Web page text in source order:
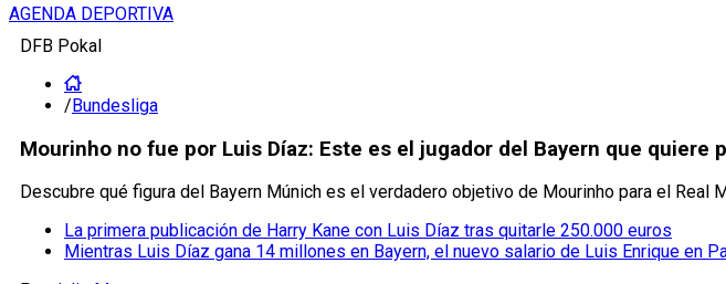
AGENDA DEPORTIVA
DFB Pokal
/Bundesliga
Mourinho no fue por Luis Díaz: Este es el jugador del Bayern que quiere
Descubre qué figura del Bayern Múnich es el verdadero objetivo de Mourinho para el Real
La primera publicación de Harry Kane con Luis Díaz tras quitarle 250.000 euros
Mientras Luis Díaz gana 14 millones en Bayern, el nuevo salario de Luis Enrique en